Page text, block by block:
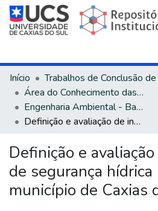
Início
Área do Conhecimento das Engenharias
Engenharia Ambiental - Bacharelado
Definição e avaliação de indicadores de segurança hídrica para o município de Caxias do Sul
Definição e
de segurança hídrica
município de Caxias